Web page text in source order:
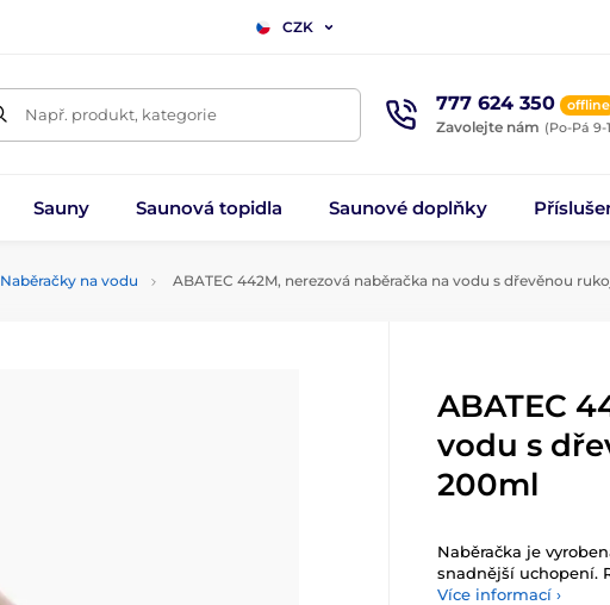
CZK
Např. produkt, kategorie 777 624 350 offline
Zavolejte nám (Po-Pá 9-
Sauny Saunová topidla Saunové doplňky
Naběračky na vodu ABATEC 442M, nerezová naběračka na vodu s dřevěnou
ABATEC
vodu s
200ml
Naběračka je
snadnější uchopení.
Více informací ›